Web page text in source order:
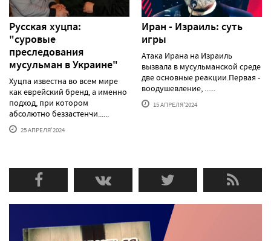
Русская хуцпа:
"суровые
преследования
мусульман в Украине"
Хуцпа известна во всем мире
как еврейский бренд, а именно
подход, при котором
абсолютно беззастенчи......
25 АПРЕЛЯ'2024
Иран - Израиль: суть
игры
Атака Ирана на Израиль
вызвала в мусульманской среде
две основные реакции.Первая -
воодушевление, ......
15 АПРЕЛЯ'2024